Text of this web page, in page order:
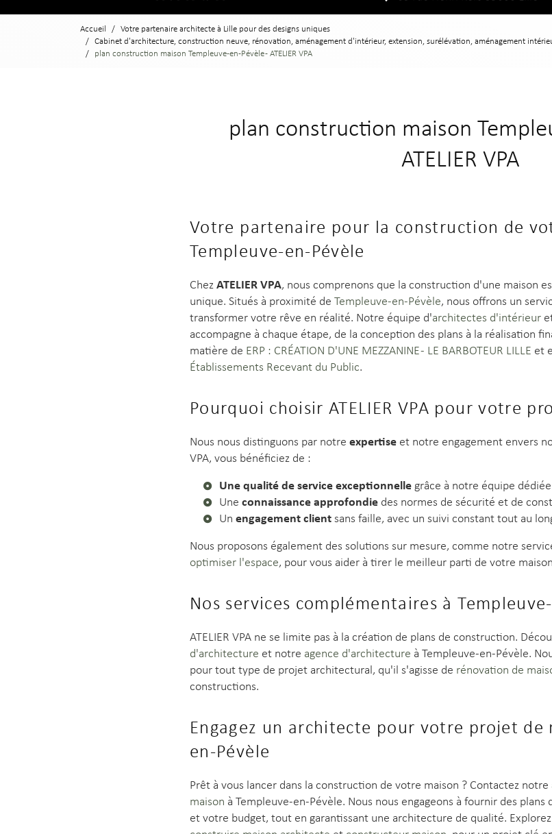
Accueil
Votre partenaire architecte à Lille pour des designs uniques
Cabinet d'architecture, construction neuve, rénovation, aménagement d'intérieur, extension, surélévation, aménagement
plan construction maison Templeuve-en-Pévèle - ATELIER VPA
plan construction maison
ATELIER VPA
Votre partenaire pour la construction de
Templeuve-en-Pévèle
ChezATELIER VPA, nous comprenons que la construction d'une maison
unique. Situés à proximité de Templeuve-en-Pévèle, nous offrons un
transformer votre rêve en réalité. Notre équipe d'architectes d'intérieur
accompagne à chaque étape, de la conception des plans à la réalisation
matière de ERP : CRÉATION D'UNE MEZZANINE - LE BARBOTEUR LILLE et
Établissements Recevant du Public.
Pourquoi choisir ATELIER VPA pour votre
Nous nous distinguons par notre expertise et notre engagement envers
VPA, vous bénéficiez de :
Une qualité de service exceptionnelle grâce à notre équipe
Une connaissance approfondie des normes de sécurité et de
Un engagement clientsans faille, avec un suivi constant tout au
Nous proposons également des solutions sur mesure, comme notre
optimiser l'espace, pour vous aider à tirer le meilleur parti de votre
Nos services complémentaires à
ATELIER VPA ne se limite pas à la création de plans de construction.
d'architecture et notre agence d'architecture à Templeuve-en-Pévèle.
pour tout type de projet architectural, qu'il s'agisse de rénovation de
constructions.
Engagez un architecte pour votre projet de
en-Pévèle
Prêt à vous lancer dans la construction de votre maison ? Contactez notre
maison à Templeuve-en-Pévèle. Nous nous engageons à fournir des
et votre budget, tout en garantissant une architecture de qualité.